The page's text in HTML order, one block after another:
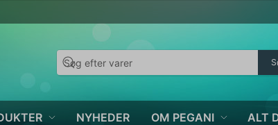
NYHEDER OM PEGANI ALT